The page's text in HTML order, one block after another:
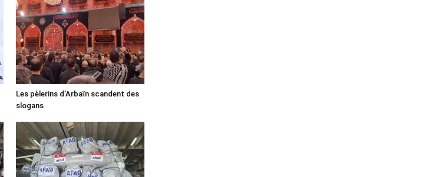
Les pèlerins d’Arbaïn scandent des
slogans